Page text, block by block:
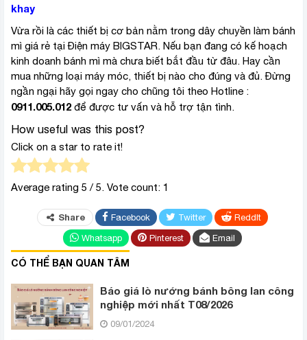
khay
Vừa rồi là các thiết bị cơ bản nằm trong dây chuyền làm bánh
mì giá rẻ tại Điện máy BIGSTAR. Nếu bạn đang có kế hoạch
kinh doanh bánh mì mà chưa biết bắt đầu từ đâu. Hay cần
mua những loại máy móc, thiết bị nào cho đúng và đủ. Đừng
ngần ngại hãy gọi ngay cho chũng tôi theo Hotline :
0911.005.012 để được tư vấn và hỗ trợ tận tình.
How useful was this post?
Click on a star to rate it!
Average rating 5 / 5. Vote count: 1
Share Facebook Twitter
ReddIt
Whatsapp
Pinterest Email
CÓ THỂ BẠN QUAN TÂM
Báo giá lò nướng bánh bông lan công
nghiệp mới nhất T08/2026
09/01/2024